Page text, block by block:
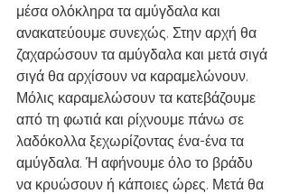
μέσα ολόκληρα τα αμύγδαλα και
ανακατεύουμε συνεχώς. Στην αρχή θα
ζαχαρώσουν τα αμύγδαλα και μετά σιγά
σιγά θα αρχίσουν να καραμελώνουν.
Μόλις καραμελώσουν τα κατεβάζουμε
από τη φωτιά και ρίχνουμε πάνω σε
λαδόκολλα ξεχωρίζοντας ένα-ένα τα
αμύγδαλα. Ή αφήνουμε όλο το βράδυ
να κρυώσουν ή κάποιες ώρες. Μετά θα